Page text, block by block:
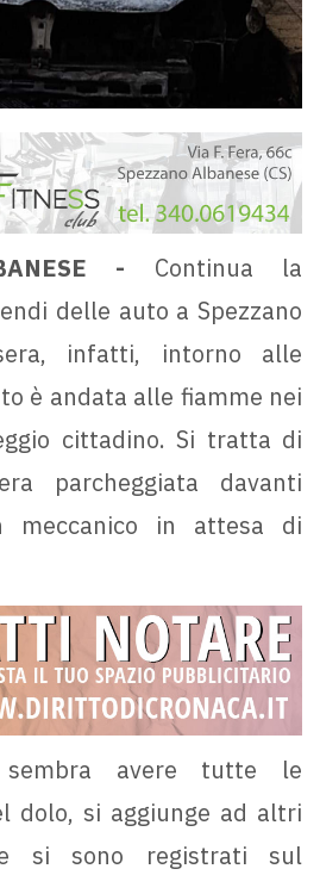
- Continua la
delle auto a Spezzano
infatti, intorno alle
è andata alle fiamme nei
cittadino. Si tratta di
parcheggiata davanti
meccanico in attesa di
sembra avere tutte le
dolo, si aggiunge ad altri
si sono registrati sul